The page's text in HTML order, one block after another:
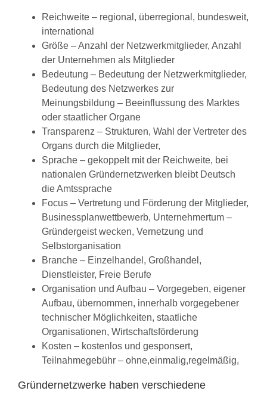
Reichweite – regional, überregional, bundesweit,
international
Größe – Anzahl der Netzwerkmitglieder, Anzahl
der Unternehmen als Mitglieder
Bedeutung – Bedeutung der Netzwerkmitglieder,
Bedeutung des Netzwerkes zur
Meinungsbildung – Beeinflussung des Marktes
oder staatlicher Organe
Transparenz – Strukturen, Wahl der Vertreter des
Organs durch die Mitglieder,
Sprache – gekoppelt mit der Reichweite, bei
nationalen Gründernetzwerken bleibt Deutsch
die Amtssprache
Focus – Vertretung und Förderung der Mitglieder,
Businessplanwettbewerb, Unternehmertum –
Gründergeist wecken, Vernetzung und
Selbstorganisation
Branche – Einzelhandel, Großhandel,
Dienstleister, Freie Berufe
Organisation und Aufbau – Vorgegeben, eigener
Aufbau, übernommen, innerhalb vorgegebener
technischer Möglichkeiten, staatliche
Organisationen, Wirtschaftsförderung
Kosten – kostenlos und gesponsert,
Teilnahmegebühr – ohne,einmalig,regelmäßig,
Gründernetzwerke haben verschiedene